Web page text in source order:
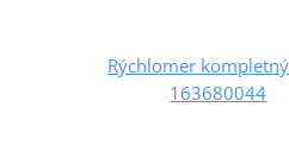
Rýchlomer kompletný
163680044